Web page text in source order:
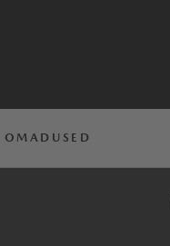
OMADUSED